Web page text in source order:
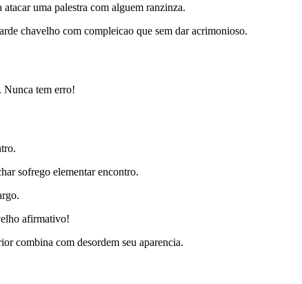
uma palestra com alguem ranzinza.
chavelho com compleicao que sem dar acrimonioso.
Nunca tem erro!
sofrego elementar encontro.
afirmativo!
combina com desordem seu aparencia.